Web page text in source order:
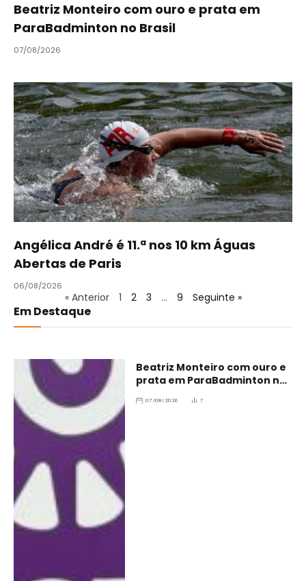
Beatriz Monteiro com ouro e prata em
ParaBadminton no Brasil
07/08/2026
Angélica André é 11.ª nos 10 km Águas
Abertas de Paris
06/08/2026
« Anterior 1 2 3 … 9 Seguinte »
Em Destaque
Beatriz Monteiro com ouro e
prata em ParaBadminton no
07/08/2026 7